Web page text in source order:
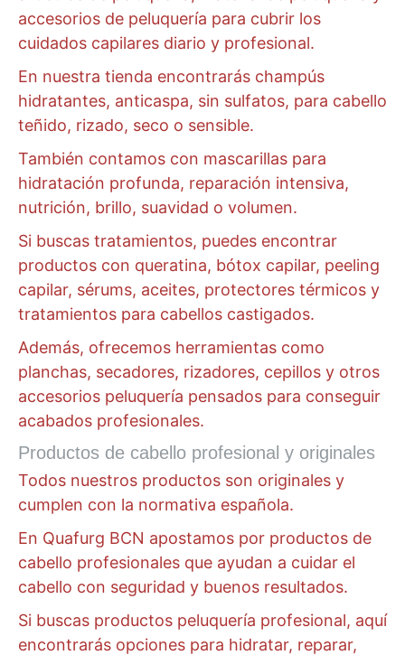
accesorios de peluquería para cubrir los
cuidados capilares diario y profesional.
En nuestra tienda encontrarás champús
hidratantes, anticaspa, sin sulfatos, para cabello
teñido, rizado, seco o sensible.
También contamos con mascarillas para
hidratación profunda, reparación intensiva,
nutrición, brillo, suavidad o volumen.
Si buscas tratamientos, puedes encontrar
productos con queratina, bótox capilar, peeling
capilar, sérums, aceites, protectores térmicos y
tratamientos para cabellos castigados.
Además, ofrecemos herramientas como
planchas, secadores, rizadores, cepillos y otros
accesorios peluquería pensados para conseguir
acabados profesionales.
Productos de cabello profesional y originales
Todos nuestros productos son originales y
cumplen con la normativa española.
En Quafurg BCN apostamos por productos de
cabello profesionales que ayudan a cuidar el
cabello con seguridad y buenos resultados.
Si buscas productos peluquería profesional, aquí
encontrarás opciones para hidratar, reparar,